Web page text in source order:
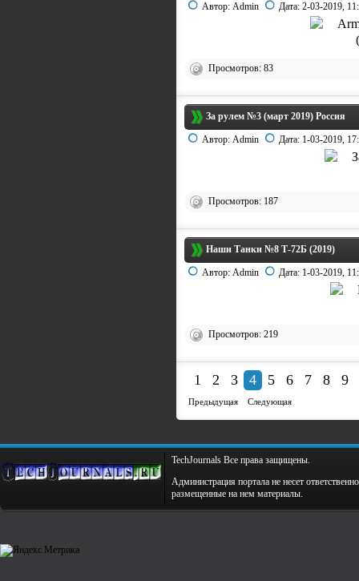
Автор: Admin Дата: 2-03-2019,
Просмотров: 83
За рулем №3 (март 2019) Россия
Автор: Admin Дата: 1-03-2019,
Просмотров: 187
Наши Танки №8 Т-72Б (2019)
Автор: Admin Дата: 1-03-2019,
Просмотров: 219
1 2 3 4 5 6 7 8 9
Предыдущая Следующая
TechJournals Все права защищены.
Администрация портала не несет
размещенные на нем материалы.